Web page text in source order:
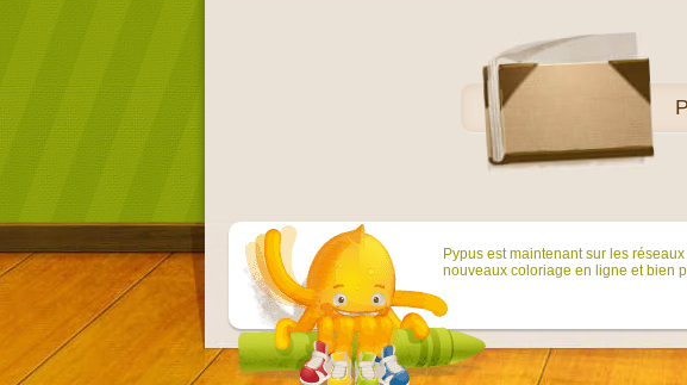
Pypus est maintenant sur ​​les
nouveaux coloriage en ligne et bien